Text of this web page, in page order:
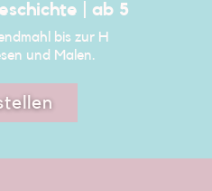
| ab​ 5
bis zur H​
und Malen.